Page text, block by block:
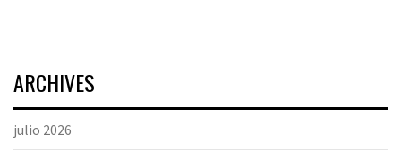
ARCHIVES
julio 2026